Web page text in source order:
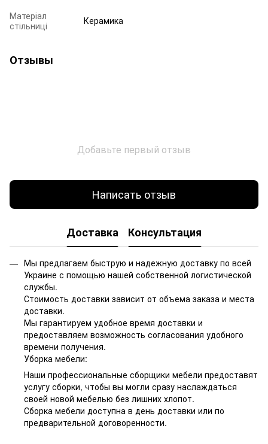
Матеріал
стільниці
Керамика
Отзывы
Добавьте первый отзыв
Написать отзыв
Доставка Консультация
Мы предлагаем быструю и надежную доставку по всей
Украине с помощью нашей собственной логистической
службы.
Стоимость доставки зависит от объема заказа и места
доставки.
Мы гарантируем удобное время доставки и
предоставляем возможность согласования удобного
времени получения.
Уборка мебели:
Наши профессиональные сборщики мебели предоставят
услугу сборки, чтобы вы могли сразу наслаждаться
своей новой мебелью без лишних хлопот.
Сборка мебели доступна в день доставки или по
предварительной договоренности.